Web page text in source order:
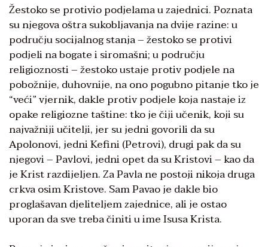
Žestoko se protivio podjelama u zajednici. Poznata
su njegova oštra sukobljavanja na dvije razine: u
području socijalnog stanja – žestoko se protivi
podjeli na bogate i siromašni; u području
religioznosti – žestoko ustaje protiv podjele na
pobožnije, duhovnije, na ono pogubno pitanje tko je
“veći” vjernik, dakle protiv podjele koja nastaje iz
opake religiozne taštine: tko je čiji učenik, koji su
najvažniji učitelji, jer su jedni govorili da su
Apolonovi, jedni Kefini (Petrovi), drugi pak da su
njegovi – Pavlovi, jedni opet da su Kristovi – kao da
je Krist razdijeljen. Za Pavla ne postoji nikoja druga
crkva osim Kristove. Sam Pavao je dakle bio
proglašavan djeliteljem zajednice, ali je ostao
uporan da sve treba činiti u ime Isusa Krista.